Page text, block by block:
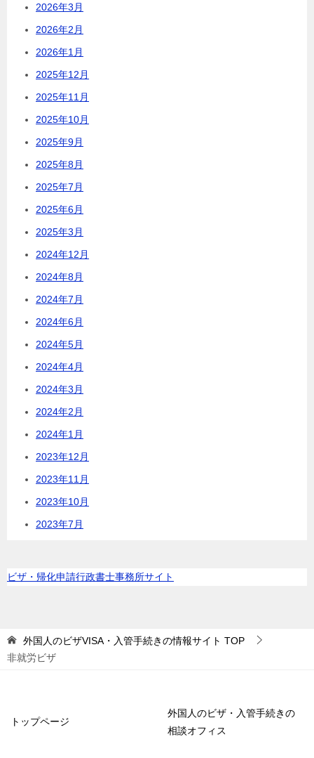
2026年3月
2026年2月
2026年1月
2025年12月
2025年11月
2025年10月
2025年9月
2025年8月
2025年7月
2025年6月
2025年3月
2024年12月
2024年8月
2024年7月
2024年6月
2024年5月
2024年4月
2024年3月
2024年2月
2024年1月
2023年12月
2023年11月
2023年10月
2023年7月
ビザ・帰化申請行政書士事務所サイト
外国人のビザVISA・入管手続きの情報サイト TOP
非就労ビザ
トップページ
外国人のビザ・入管手続きの
相談オフィス